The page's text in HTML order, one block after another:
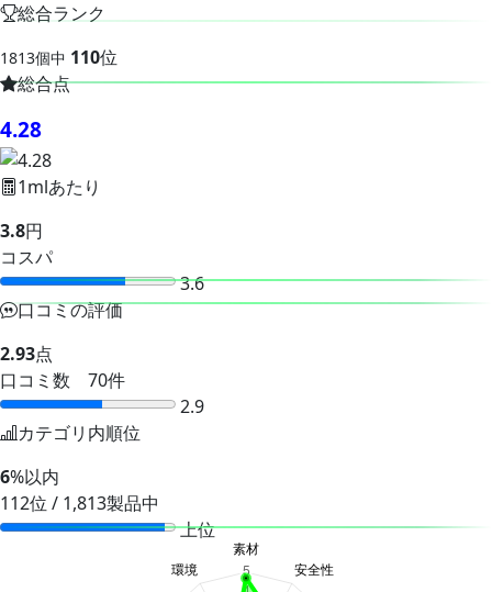
総合ランク
1813個中 110位
総合点
4.28
1mlあたり
3.8円
コスパ
3.6
口コミの評価
2.93点
口コミ数 70件
2.9
カテゴリ内順位
6%以内
112位 / 1,813製品中
上位